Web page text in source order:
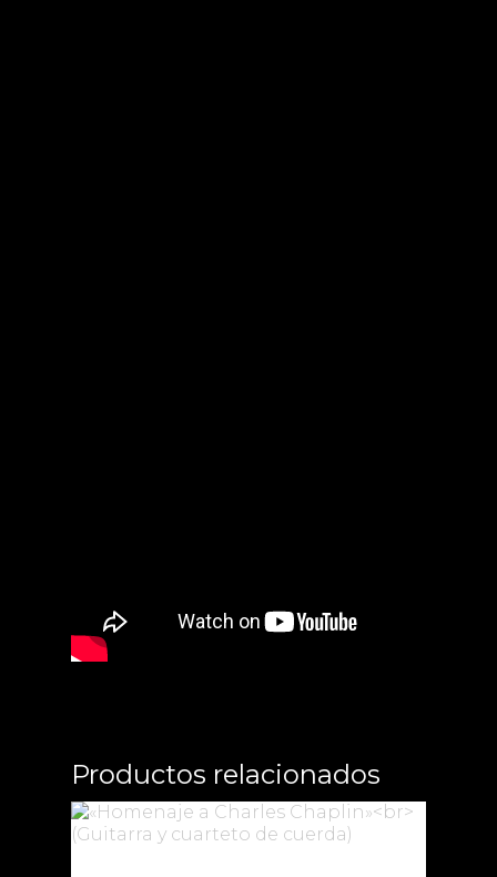
Productos relacionados